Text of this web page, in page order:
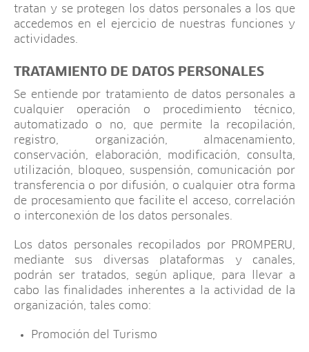
tratan y se protegen los datos personales a los que
accedemos en el ejercicio de nuestras funciones y
actividades.
TRATAMIENTO DE DATOS PERSONALES
Se entiende por tratamiento de datos personales a
cualquier operación o procedimiento técnico,
automatizado o no, que permite la recopilación,
registro, organización, almacenamiento,
conservación, elaboración, modificación, consulta,
utilización, bloqueo, suspensión, comunicación por
transferencia o por difusión, o cualquier otra forma
de procesamiento que facilite el acceso, correlación
o interconexión de los datos personales.
Los datos personales recopilados por PROMPERU,
mediante sus diversas plataformas y canales,
podrán ser tratados, según aplique, para llevar a
cabo las finalidades inherentes a la actividad de la
organización, tales como:
Promoción del Turismo